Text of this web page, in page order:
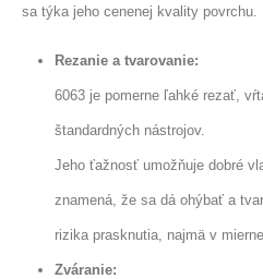
sa týka jeho cenenej kvality povrchu.
Rezanie a tvarovanie:
6063 je pomerne ľahké rezať,
štandardných nástrojov.
Jeho ťažnosť umožňuje dobré
znamená, že sa dá ohýbať a
rizika prasknutia, najmä v
Zváranie: